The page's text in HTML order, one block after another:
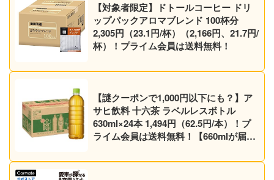
【対象者限定】ドトールコーヒー ドリ
ップパックアロマブレンド 100杯分
2,305円（23.1円/杯）（2,166円、21.7円/
杯）！プライム会員は送料無料！
【謎クーポンで1,000円以下にも？】ア
サヒ飲料 十六茶 ラベルレスボトル
630ml×24本 1,494円（62.5円/本）！プ
ライム会員は送料無料！【660mlが届く